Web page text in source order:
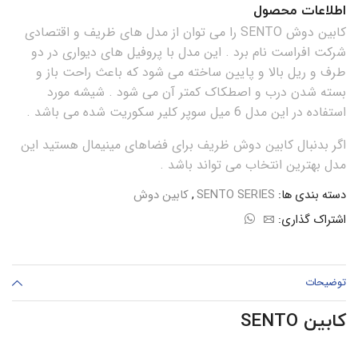
اطلاعات محصول
کابین دوش SENTO را می توان از مدل های ظریف و اقتصادی
شرکت افراست نام برد . این مدل با پروفیل های دیواری در دو
طرف و ریل بالا و پایین ساخته می شود که باعث راحت باز و
بسته شدن درب و اصطکاک کمتر آن می شود . شیشه مورد
استفاده در این مدل 6 میل سوپر کلیر سکوریت شده می باشد .
اگر بدنبال کابین دوش ظریف برای فضاهای مینیمال هستید این
مدل بهترین انتخاب می تواند باشد .
دسته بندی ها: SENTO SERIES
,کابین دوش
اشتراک گذاری:
توضیحات
کابین SENTO